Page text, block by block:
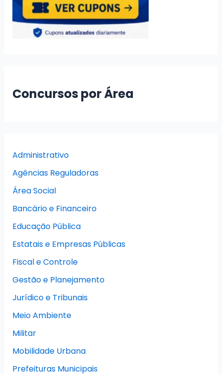
Concursos por Área
Administrativo
Agências Reguladoras
Área Social
Bancário e Financeiro
Educação Pública
Estatais e Empresas Públicas
Fiscal e Controle
Gestão e Planejamento
Jurídico e Tribunais
Meio Ambiente
Militar
Mobilidade Urbana
Prefeituras Municipais